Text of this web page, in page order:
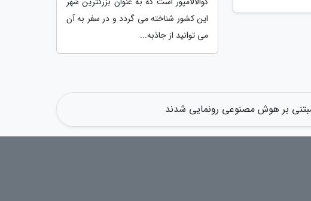
این کشور شناخته می گردد و در سفر به آن
می توانید از جاذبه...
بر هوش مصنوعی رونمایی شدند